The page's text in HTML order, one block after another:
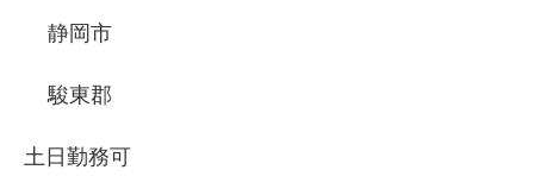
静岡市
駿東郡
土日勤務可